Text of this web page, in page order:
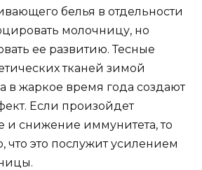
белья в отдельности
молочницу, но
ее развитию. Тесные
тканей зимой
в жаркое время года создают
Если произойдет
и снижение иммунитета, то
что это послужит усилением